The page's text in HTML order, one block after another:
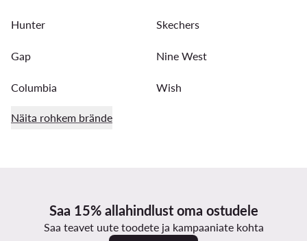
Hunter Skechers
Gap Nine West
Columbia Wish
Näita rohkem brände
Saa 15% allahindlust oma ostudele
Saa teavet uute toodete ja kampaaniate kohta